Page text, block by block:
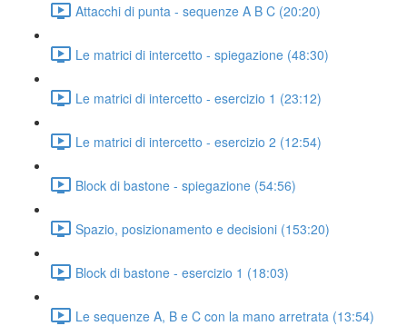
Attacchi di punta - sequenze A B C (20:20)
Le matrici di intercetto - spiegazione (48:30)
Le matrici di intercetto - esercizio 1 (23:12)
Le matrici di intercetto - esercizio 2 (12:54)
Block di bastone - spiegazione (54:56)
Spazio, posizionamento e decisioni (153:20)
Block di bastone - esercizio 1 (18:03)
Le sequenze A, B e C con la mano arretrata (13:54)